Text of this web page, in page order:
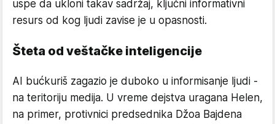
uspe da ukloni takav sadržaj, ključni informativni
resurs od kog ljudi zavise je u opasnosti.
Šteta od veštačke inteligencije
AI bućkuriš zagazio je duboko u informisanje ljudi -
na teritoriju medija. U vreme dejstva uragana Helen,
na primer, protivnici predsednika Džoa Bajdena